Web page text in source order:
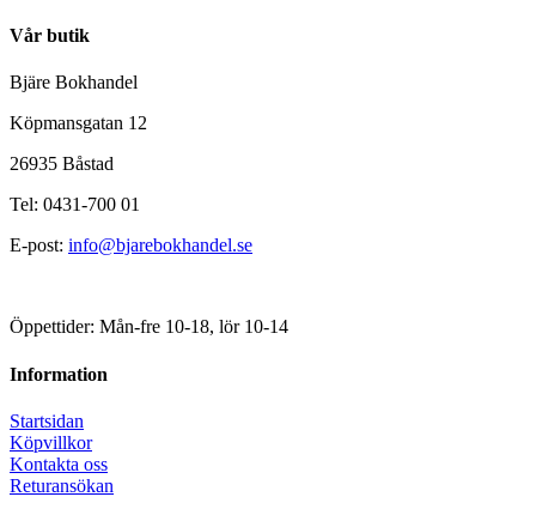
Vår butik
Bjäre Bokhandel
Köpmansgatan 12
26935 Båstad
Tel: 0431-700 01
E-post: info@bjarebokhandel.se
Öppettider: Mån-fre 10-18, lör 10-14
Information
Startsidan
Köpvillkor
Kontakta oss
Returansökan